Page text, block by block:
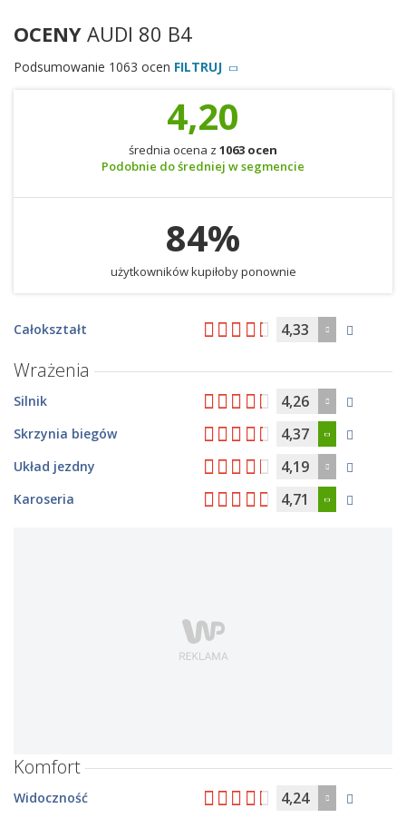
OCENY AUDI 80 B4
Podsumowanie 1063 ocen FILTRUJ
4,20
średnia ocena z 1063 ocen
Podobnie do średniej w segmencie
84%
użytkowników kupiłoby ponownie
Całokształt 4,33
Wrażenia
Silnik 4,26
Skrzynia biegów 4,37
Układ jezdny 4,19
Karoseria 4,71
Komfort
Widoczność 4,24